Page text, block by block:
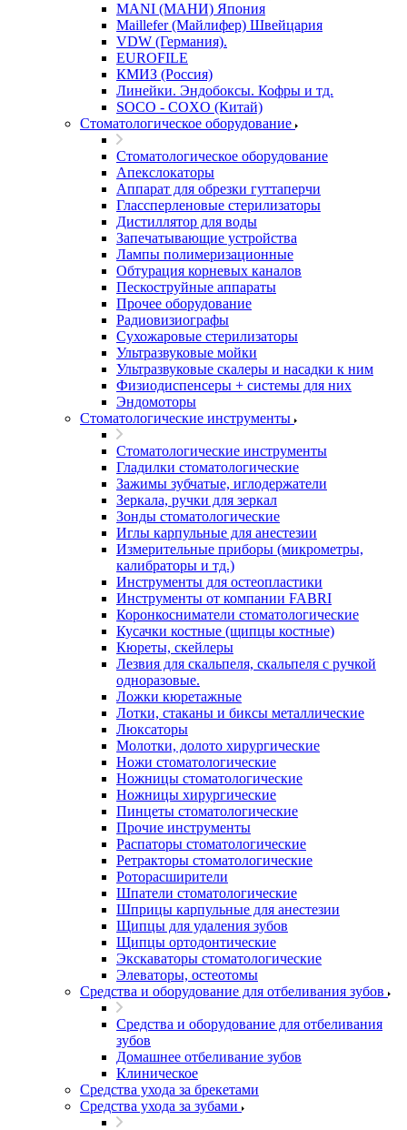
MANI (МАНИ) Япония
Maillefer (Майлифер) Швейцария
VDW (Германия).
EUROFILE
КМИЗ (Россия)
Линейки. Эндобоксы. Кофры и тд.
SOCO - COXO (Китай)
Стоматологическое оборудование
Стоматологическое оборудование
Апекслокаторы
Аппарат для обрезки гуттаперчи
Глассперленовые стерилизаторы
Дистиллятор для воды
Запечатывающие устройства
Лампы полимеризационные
Обтурация корневых каналов
Пескоструйные аппараты
Прочее оборудование
Радиовизиографы
Сухожаровые стерилизаторы
Ультразвуковые мойки
Ультразвуковые скалеры и насадки к ним
Физиодиспенсеры + системы для них
Эндомоторы
Стоматологические инструменты
Стоматологические инструменты
Гладилки стоматологические
Зажимы зубчатые, иглодержатели
Зеркала, ручки для зеркал
Зонды стоматологические
Иглы карпульные для анестезии
Измерительные приборы (микрометры,
калибраторы и тд.)
Инструменты для остеопластики
Инструменты от компании FABRI
Коронкосниматели стоматологические
Кусачки костные (щипцы костные)
Кюреты, скейлеры
Лезвия для скальпеля, скальпеля с ручкой
одноразовые.
Ложки кюретажные
Лотки, стаканы и биксы металлические
Люксаторы
Молотки, долото хирургические
Ножи стоматологические
Ножницы стоматологические
Ножницы хирургические
Пинцеты стоматологические
Прочие инструменты
Распаторы стоматологические
Ретракторы стоматологические
Роторасширители
Шпатели стоматологические
Шприцы карпульные для анестезии
Щипцы для удаления зубов
Щипцы ортодонтические
Экскаваторы стоматологические
Элеваторы, остеотомы
Средства и оборудование для отбеливания зубов
Средства и оборудование для отбеливания
зубов
Домашнее отбеливание зубов
Клиническое
Средства ухода за брекетами
Средства ухода за зубами